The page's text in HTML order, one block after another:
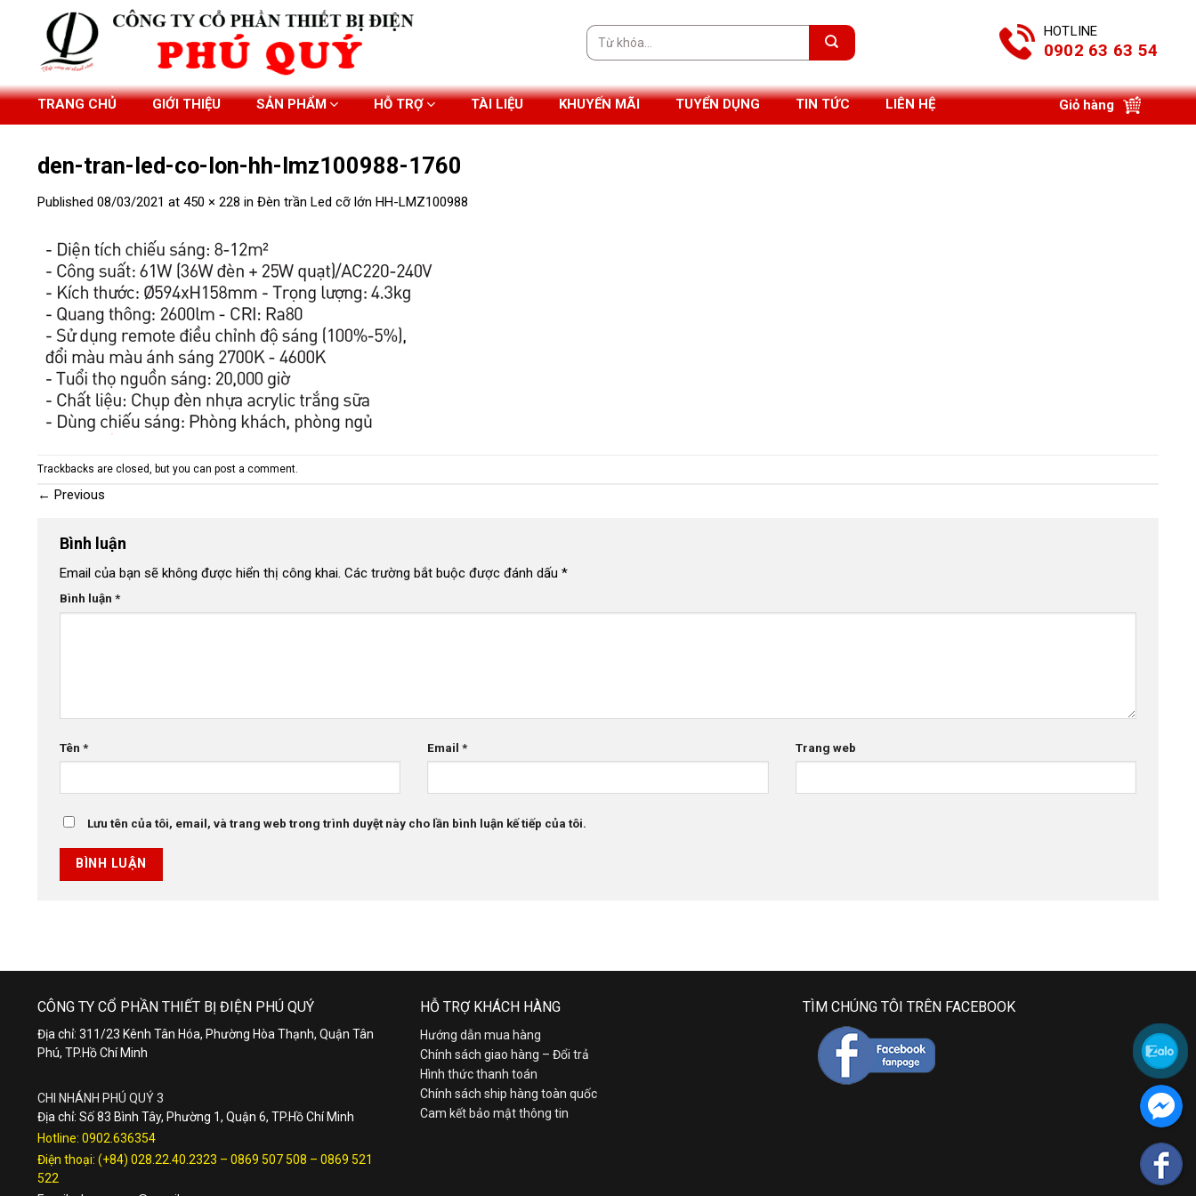
Tìm
kiếm:
HOTLINE
0902 63 63 54
TRANG CHỦ GIỚI THIỆU SẢN PHẨM HỖ TRỢ TÀI LIỆU KHUYẾN MÃI TUYỂN DỤNG TIN TỨC LIÊN HỆ Giỏ hàng
den-tran-led-co-lon-hh-lmz100988-1760
Published 08/03/2021 at 450 × 228 in Đèn trần Led cỡ lớn HH-LMZ100988
Trackbacks are closed, but you can post a comment
← Previous
Bình luận
Email của bạn sẽ không được hiển thị công khai. Các trường bắt buộc được đánh dấu *
Bình luận *
Tên * Email* Trang web
Lưu tên của tôi, email, và trang web trong trình duyệt này cho lần bình luận kế tiếp của tôi.
CÔNG TY CỔ PHẦN THIẾT BỊ ĐIỆN PHÚ QUÝ
Địa chỉ: 311/23 Kênh Tân Hóa, Phường Hòa Thạnh, Quận Tân
Phú, TP.Hồ Chí Minh
CHI NHÁNH PHÚ QUÝ 3
Địa chỉ: Số 83 Bình Tây, Phường 1, Quận 6, TP.Hồ Chí Minh
Hotline: 0902.636354
Điện thoại: (+84) 028.22.40.2323 – 0869 507 508 – 0869 521
522
HỖ TRỢ KHÁCH HÀNG
Hướng dẫn mua hàng
Chính sách giao hàng – Đổi trả
Hình thức thanh toán
Chính sách ship hàng toàn quốc
Cam kết bảo mật thông tin
TÌM CHÚNG TÔI TRÊN FACEBOOK